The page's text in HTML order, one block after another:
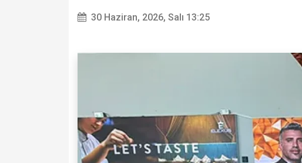
30 Haziran, 2026, Salı 13:25